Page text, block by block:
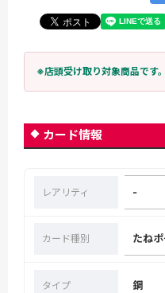
※店頭受け取り対象商品です。
カード情報
レアリティ -
カード種別 たね
タイプ 鋼